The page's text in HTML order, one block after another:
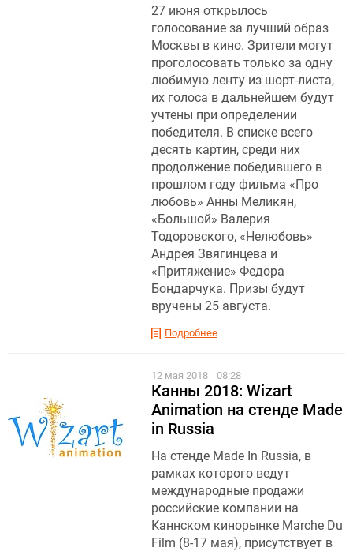
27 июня открылось
голосование за лучший образ
Москвы в кино. Зрители могут
проголосовать только за одну
любимую ленту из шорт-листа,
их голоса в дальнейшем будут
учтены при определении
победителя. В списке всего
десять картин, среди них
продолжение победившего в
прошлом году фильма «Про
любовь» Анны Меликян,
«Большой» Валерия
Тодоровского, «Нелюбовь»
Андрея Звягинцева и
«Притяжение» Федора
Бондарчука. Призы будут
вручены 25 августа.
Подробнее
12 мая 2018 08:28
Канны 2018: Wizart
Animation на стенде Made
in Russia
На стенде Made In Russia, в
рамках которого ведут
международные продажи
российские компании на
Каннском кинорынке Marche Du
Film (8-17 мая), присутствует в